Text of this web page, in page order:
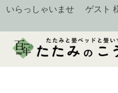
いらっしゃいませ ゲスト